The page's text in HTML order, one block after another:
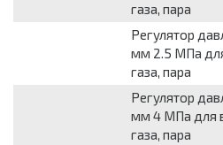
газа, пара
Регулятор
мм 2.5 МПа
газа, пара
Регулятор
мм 4 МПа для
газа, пара